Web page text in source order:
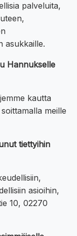
palveluita,
asukkaille.
Hannukselle
kautta
meille
tiettyihin
asioihin,
10, 02270